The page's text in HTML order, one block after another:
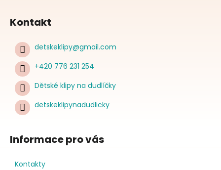
Kontakt
detskeklipy@gmail.com
+420 776 231 254
Dětské klipy na dudlíčky
detskeklipynadudlicky
Informace pro vás
Kontakty